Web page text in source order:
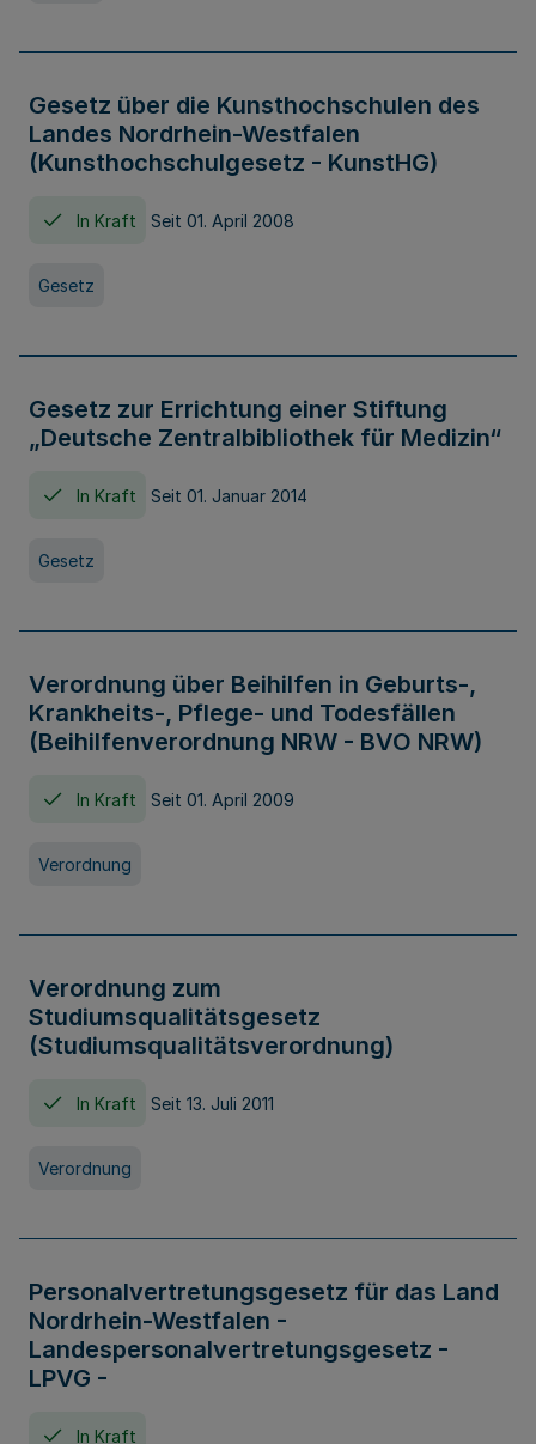
Gesetz über die Kunsthochschulen des
Landes Nordrhein-Westfalen
(Kunsthochschulgesetz - KunstHG)
In Kraft Seit 01. April 2008
Gesetz
Gesetz zur Errichtung einer Stiftung
„Deutsche Zentralbibliothek für Medizin“
In Kraft Seit 01. Januar 2014
Gesetz
Verordnung über Beihilfen in Geburts-,
Krankheits-, Pflege- und Todesfällen
(Beihilfenverordnung NRW - BVO NRW)
In Kraft Seit 01. April 2009
Verordnung
Verordnung zum
Studiumsqualitätsgesetz
(Studiumsqualitätsverordnung)
In Kraft Seit 13. Juli 2011
Verordnung
Personalvertretungsgesetz für das Land
Nordrhein-Westfalen -
Landespersonalvertretungsgesetz -
LPVG -
In Kraft